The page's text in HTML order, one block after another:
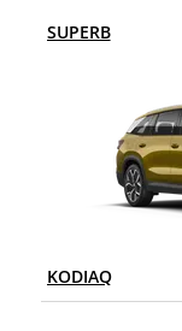
SUPERB
KODIAQ